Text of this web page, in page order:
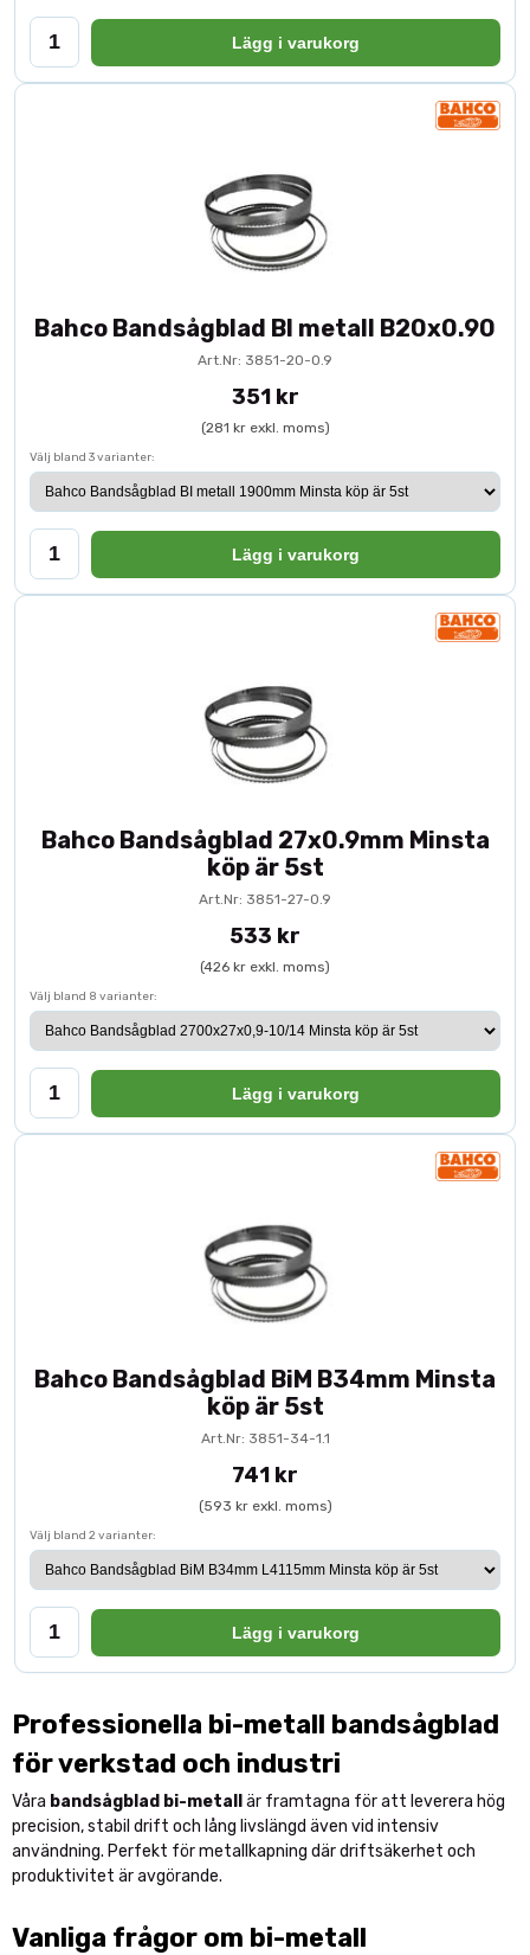
Lägg i varukorg
Bahco Bandsågblad BI metall B20x0.90
Art.Nr: 3851-20-0.9
351 kr
(281 kr exkl. moms)
Välj bland 3 varianter:
Lägg i varukorg
Bahco Bandsågblad 27x0.9mm Minsta
köp är 5st
Art.Nr: 3851-27-0.9
533 kr
(426 kr exkl. moms)
Välj bland 8 varianter:
Lägg i varukorg
Bahco Bandsågblad BiM B34mm Minsta
köp är 5st
Art.Nr: 3851-34-1.1
741 kr
(593 kr exkl. moms)
Välj bland 2 varianter:
Lägg i varukorg
Professionella bi-metall bandsågblad
för verkstad och industri
Våra bandsågblad bi-metall
är framtagna för att leverera hög
precision, stabil drift och lång livslängd även vid intensiv
användning. Perfekt för metallkapning där driftsäkerhet och
produktivitet är avgörande.
Vanliga frågor om bi-metall